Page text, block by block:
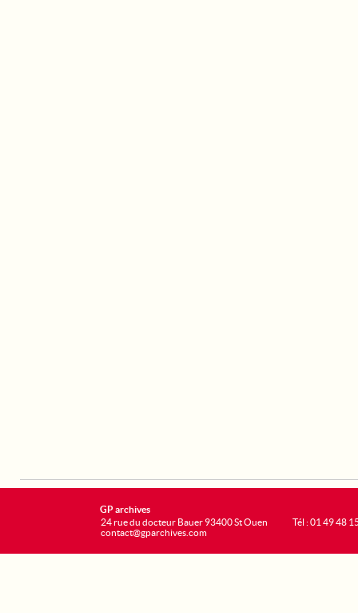
GP archives
24 rue du docteur Bauer 93400 St Ouen
contact@gparchives.com
Tél : 01 49 48